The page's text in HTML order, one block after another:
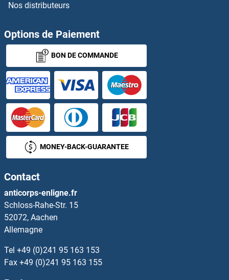
Nos distributeurs
Options de Paiement
BON DE COMMANDE
MONEY-BACK-GUARANTEE
Contact
anticorps-enligne.fr
Schloss-Rahe-Str. 15
52072, Aachen
Allemagne
Tel +49 (0)241 95 163 153
Fax +49 (0)241 95 163 155